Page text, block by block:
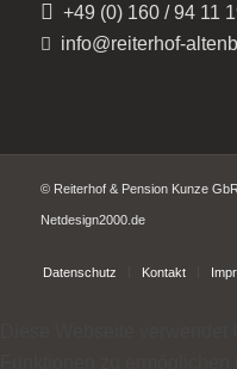
+49 (0) 160 / 94 11
info@reiterhof-
© Reiterhof & Pension Kunze
Netdesign2000.de
Datenschutz Kontakt